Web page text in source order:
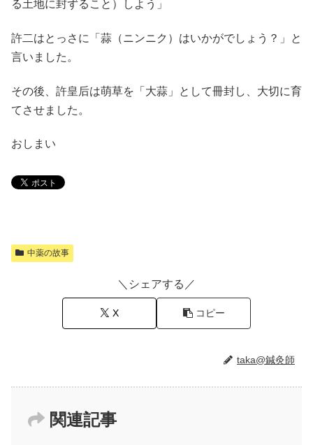
る土地に封ずること）しよう」
許二はとっさに「蒜（ニンニク）はいかがでしょう？」と
言いました。
その後、許皇后は萌草を「大蒜」として冊封し、大切に育
てさせました。
おしまい
中薬の故事
＼シェアする／
X コピー
taka@鍼灸師
関連記事